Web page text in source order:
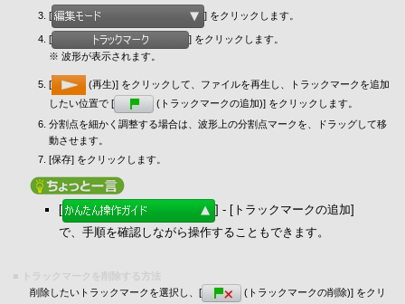
[
] をクリックします。
[
] をクリックします。
※ 波形が表示されます。
[
(再生)] をクリックして、ファイルを再生し、トラックマークを追加
したい位置で [
(トラックマークの追加)] をクリックします。
分割点を細かく調整する場合は、波形上の分割点マークを、ドラッグして移
動させます。
[保存] をクリックします。
[
] - [トラックマークの追加]
で、手順を確認しながら操作することもできます。
削除したいトラックマークを選択し、[
(トラックマークの削除)] をクリ